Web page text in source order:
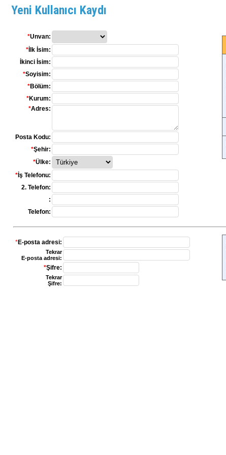
Yeni Kullanıcı Kaydı
*Unvan:
* İlk İsim:
İkinci İsim:
*Soyisim:
*Bölüm:
*Kurum:
*Adres:
Posta Kodu:
*Şehir:
*Ülke:
* İş Telefonu:
2. Telefon:
:
Telefon:
*E-posta adresi:
Tekrar
E-posta adresi:
*Şifre:
Tekrar
Şifre: